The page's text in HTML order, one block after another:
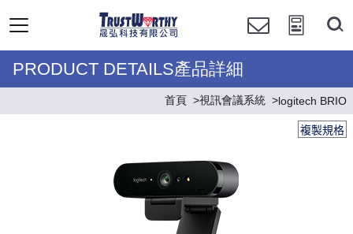
PRODUCT DETAILS產品詳細
首頁 視訊會議系統 logitech BRIO
複製規格